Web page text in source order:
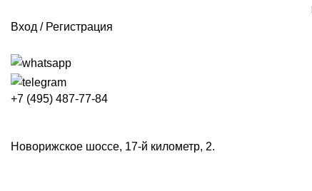
Вход / Регистрация
+7 (495) 487-77-84
Новорижское шоссе, 17-й километр, 2.